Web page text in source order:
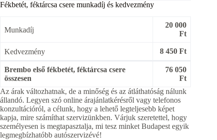
Fékbetét, féktárcsa csere munkadíj és kedvezmény
Munkadíj
20 000
Ft
Kedvezmény 8 450 Ft
Brembo első fékbetét, féktárcsa csere
összesen
76 050
Ft
Az árak változhatnak, de a minőség és az átláthatóság nálunk
állandó. Legyen szó online árajánlatkérésről vagy telefonos
konzultációról, a célunk, hogy a lehető legteljesebb képet
kapja, mire számíthat szervizünkben. Várjuk szeretettel, hogy
személyesen is megtapasztalja, mi tesz minket Budapest egyik
legmegbízhatóbb autószervizévé!